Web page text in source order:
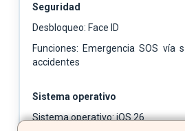
Seguridad
Desbloqueo: Face ID
Funciones: Emergencia SOS vía
accidentes
Sistema operativo
Sistema operativo: iOS 26